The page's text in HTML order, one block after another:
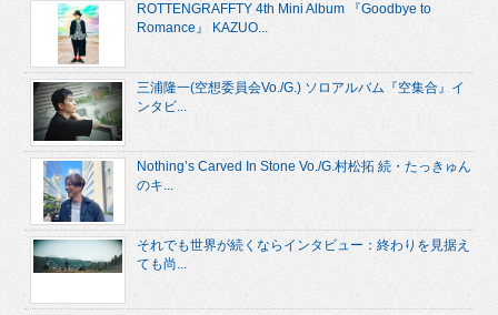
ROTTENGRAFFTY 4th Mini Album 『Goodbye to
Romance』 KAZUO...
三浦隆一(空想委員会Vo./G.) ソロアルバム『空集合』イ
ンタビ...
Nothing’s Carved In Stone Vo./G.村松拓 続・たっきゅん
のキ...
それでも世界が続くならインタビュー：終わりを見据え
ても尚...